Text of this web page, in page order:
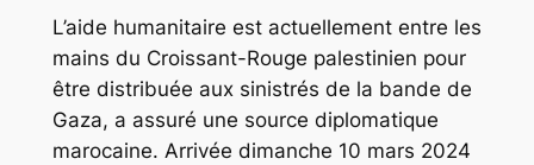
L’aide humanitaire est actuellement entre les
mains du Croissant-Rouge palestinien pour
être distribuée aux sinistrés de la bande de
Gaza, a assuré une source diplomatique
marocaine. Arrivée dimanche 10 mars 2024